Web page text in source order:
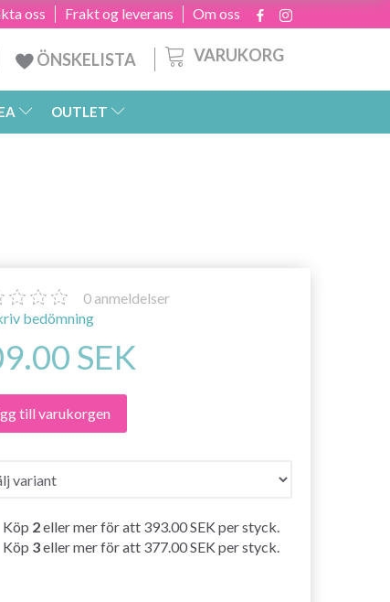
Om oss
Frakt og leverans
oss
VARUKORG
ÖNSKELISTA
OUTLET
0 anmeldelser
bedömning
SEK
till varukorgen
Köp 2eller mer för att 393.00 SEKper styck.
Köp 3eller mer för att 377.00 SEKper styck.